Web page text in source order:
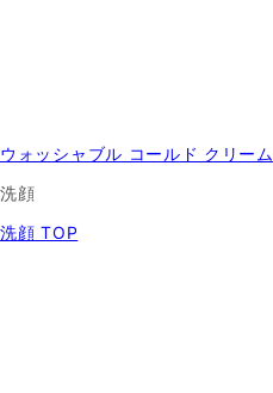
ウォッシャブル コールド クリーム
洗顔
洗顔 TOP